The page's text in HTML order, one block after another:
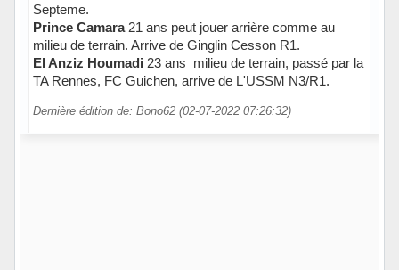
Septeme.
Prince Camara21 ans peut jouer arrière comme au
milieu de terrain. Arrive de Ginglin Cesson R1.
El Anziz Houmadi 23 ans milieu de terrain, passé par la
TA Rennes, FC Guichen, arrive de L'USSM N3/R1.
Dernière édition de: Bono62 (02-07-2022 07:26:32)